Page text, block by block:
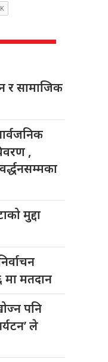
र सामाजिक
,
मुद्दा
मा मतदान
पनि
ले